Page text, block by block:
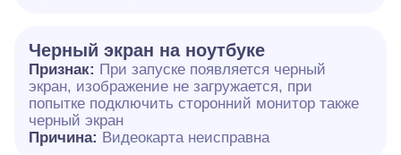
Черный экран на ноутбуке
Признак: При запуске появляется черный
экран, изображение не загружается, при
попытке подключить сторонний монитор также
черный экран
Причина: Видеокарта неисправна